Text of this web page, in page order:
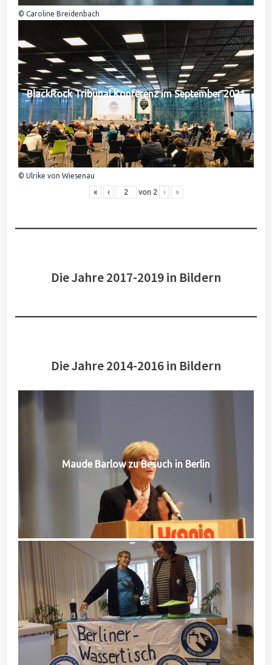
© Caroline Breidenbach
BlackRock Tribunal Konferenz im September 2021
© Ulrike von Wiesenau
« ‹ von 2 › »
Die Jahre 2017-2019 in Bildern
Die Jahre 2014-2016 in Bildern
Maude Barlow zu Besuch in Berlin